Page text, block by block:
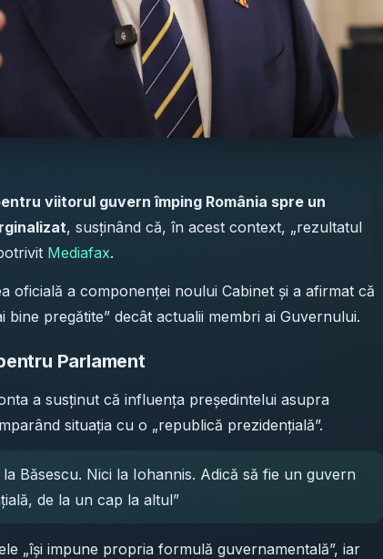
viitorul guvern împing România spre un
, susținând că, în acest context, „rezultatul
Mediafax.
oficială a componenței noului Cabinet și a afirmat că
pregătite” decât actualii membri ai Guvernului.
Parlament
a susținut că influența președintelui asupra
situația cu o „republică prezidențială”.
Băsescu. Nici la Iohannis. Adică să fie un guvern
de la un cap la altul”
„își impune propria formulă guvernamentală”, iar